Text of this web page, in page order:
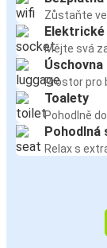
Zůstaňte
Mějte svá
Úschovna
Prostor pro
Toalety
Pohodlně
Pohodlná
Relax s